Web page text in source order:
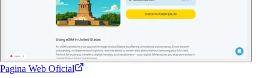
Pagina Web Oficial